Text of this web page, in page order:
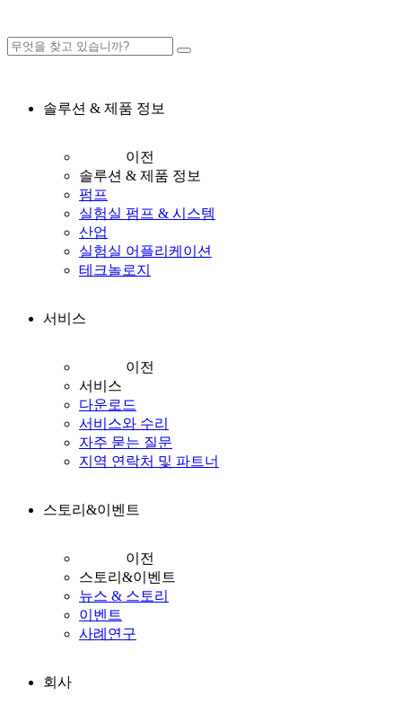
솔루션 & 제품 정보
이전
솔루션 & 제품 정보
펌프
실험실 펌프 & 시스템
산업
실험실 어플리케이션
테크놀로지
서비스
이전
서비스
다운로드
서비스와 수리
자주 묻는 질문
지역 연락처 및 파트너
스토리&이벤트
이전
스토리&이벤트
뉴스 & 스토리
이벤트
사례연구
회사